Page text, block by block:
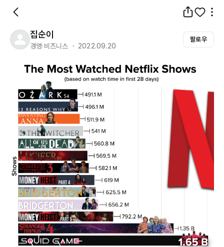
집순이
경영·비즈니스 ・ 2022.09.20
팔로우